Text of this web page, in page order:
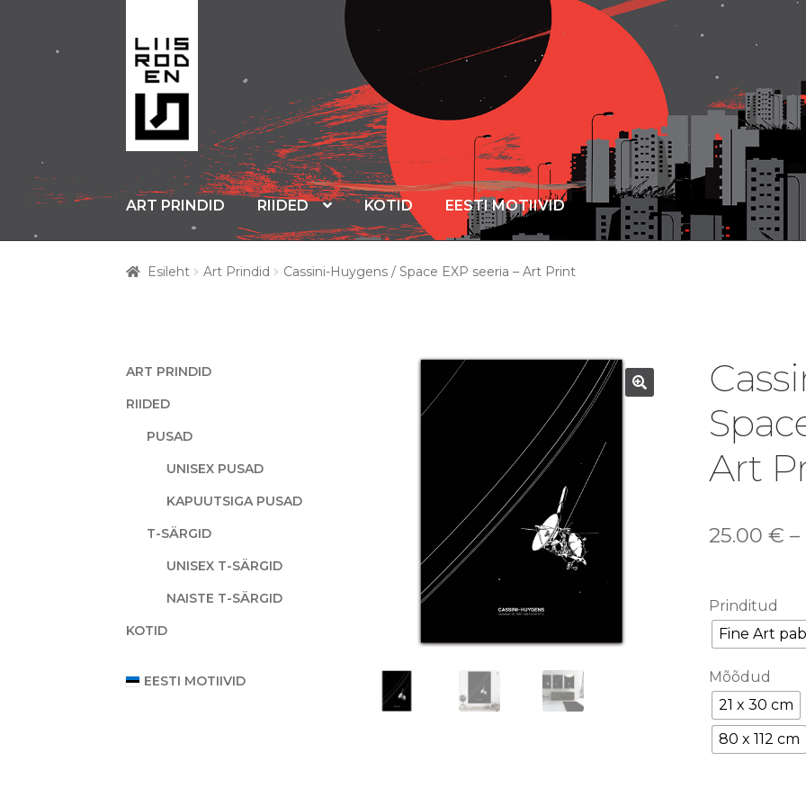
Liigu
navigeerimisele
Liigu
sisu
juurde
ART PRINDID RIIDED KOTID EESTI MOTIIVID
Esileht Art Prindid Cassini-Huygens / Space EXP seeria – Art Print
Art
25.00 € –
Prinditud
Fine Art
Mõõdud
21 x 30 cm
80 x 112 cm
ART PRINDID
RIIDED
PUSAD
UNISEX PUSAD
KAPUUTSIGA PUSAD
T-SÄRGID
UNISEX T-SÄRGID
NAISTE T-SÄRGID
KOTID
EESTI MOTIIVID